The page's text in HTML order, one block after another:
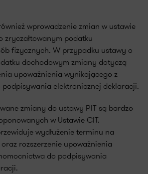
wprowadzenie zmian w ustawie
zryczałtowanym podatku
fizycznych. W przypadku ustawy o
dochodowym zmiany dotyczą
upoważnienia wynikającego z
podpisywania elektronicznej deklaracji.
zmiany do ustawy PIT są bardzo
w Ustawie CIT.
wydłużenie terminu na
rozszerzenie upoważnienia
do podpisywania